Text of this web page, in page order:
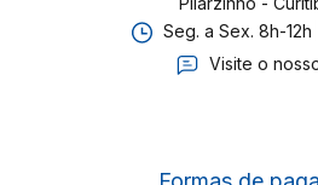
Seg. a Sex. 8h-12h
Visite o